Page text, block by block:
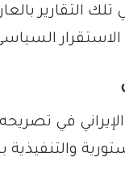
التقارير
في